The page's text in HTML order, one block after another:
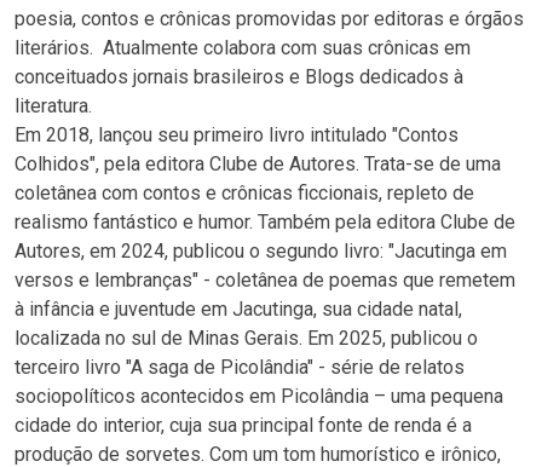
poesia, contos e crônicas promovidas por editoras e órgãos
literários. Atualmente colabora com suas crônicas em
conceituados jornais brasileiros e Blogs dedicados à
literatura.
Em 2018, lançou seu primeiro livro intitulado "Contos
Colhidos", pela editora Clube de Autores. Trata-se de uma
coletânea com contos e crônicas ficcionais, repleto de
realismo fantástico e humor. Também pela editora Clube de
Autores, em 2024, publicou o segundo livro: "Jacutinga em
versos e lembranças" - coletânea de poemas que remetem
à infância e juventude em Jacutinga, sua cidade natal,
localizada no sul de Minas Gerais. Em 2025, publicou o
terceiro livro "A saga de Picolândia" - série de relatos
sociopolíticos acontecidos em Picolândia – uma pequena
cidade do interior, cuja sua principal fonte de renda é a
produção de sorvetes. Com um tom humorístico e irônico,